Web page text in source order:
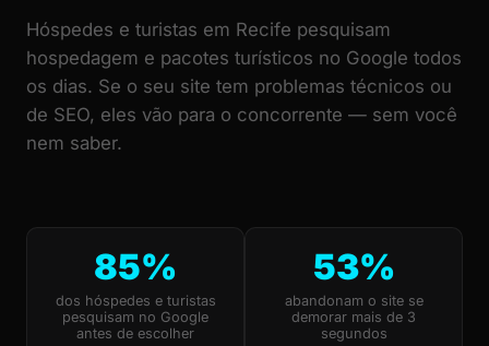
Hóspedes e turistas em Recife pesquisam
hospedagem e pacotes turísticos no Google todos
os dias. Se o seu site tem problemas técnicos ou
de SEO, eles vão para o concorrente — sem você
nem saber.
85%
dos hóspedes e turistas
pesquisam no Google
antes de escolher
53%
abandonam o site se
demorar mais de 3
segundos